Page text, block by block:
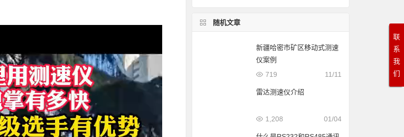
随机文章
新疆哈密市矿区移动式测速
仪案例
11/11
719
雷达测速仪介绍
01/04
1,208
联
系
我
们